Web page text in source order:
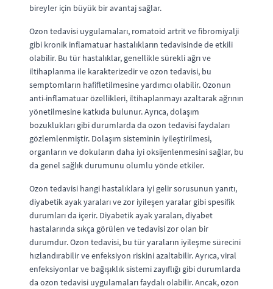
bireyler için büyük bir avantaj sağlar.
Ozon tedavisi uygulamaları, romatoid artrit ve fibromiyalji
gibi kronik inflamatuar hastalıkların tedavisinde de etkili
olabilir. Bu tür hastalıklar, genellikle sürekli ağrı ve
iltihaplanma ile karakterizedir ve ozon tedavisi, bu
semptomların hafifletilmesine yardımcı olabilir. Ozonun
anti-inflamatuar özellikleri, iltihaplanmayı azaltarak ağrının
yönetilmesine katkıda bulunur. Ayrıca, dolaşım
bozuklukları gibi durumlarda da ozon tedavisi faydaları
gözlemlenmiştir. Dolaşım sisteminin iyileştirilmesi,
organların ve dokuların daha iyi oksijenlenmesini sağlar, bu
da genel sağlık durumunu olumlu yönde etkiler.
Ozon tedavisi hangi hastalıklara iyi gelir sorusunun yanıtı,
diyabetik ayak yaraları ve zor iyileşen yaralar gibi spesifik
durumları da içerir. Diyabetik ayak yaraları, diyabet
hastalarında sıkça görülen ve tedavisi zor olan bir
durumdur. Ozon tedavisi, bu tür yaraların iyileşme sürecini
hızlandırabilir ve enfeksiyon riskini azaltabilir. Ayrıca, viral
enfeksiyonlar ve bağışıklık sistemi zayıflığı gibi durumlarda
da ozon tedavisi uygulamaları faydalı olabilir. Ancak, ozon